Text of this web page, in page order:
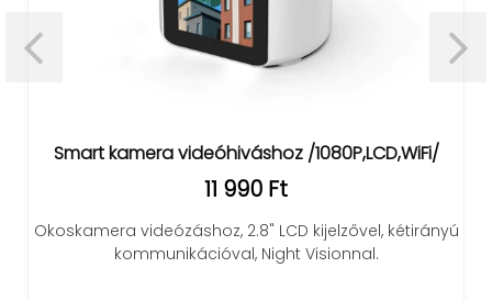
Smart kamera videóhiváshoz /1080P,LCD,WiFi/
11 990 Ft
Okoskamera videózáshoz, 2.8" LCD kijelzővel, kétirányú
kommunikációval, Night Visionnal.